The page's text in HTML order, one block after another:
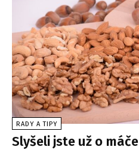
RADY A TIPY
Slyšeli jste už o